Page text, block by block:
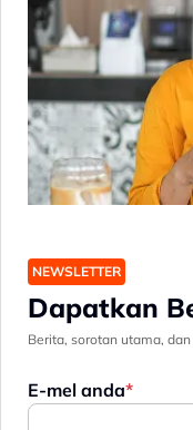
NEWSLETTER
Dapatkan
Berita, sorotan utama,
E-mel anda